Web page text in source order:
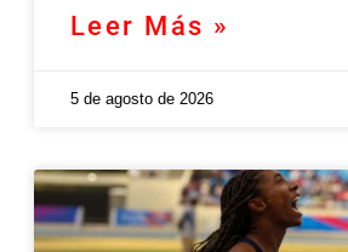
Leer Más »
5 de agosto de 2026